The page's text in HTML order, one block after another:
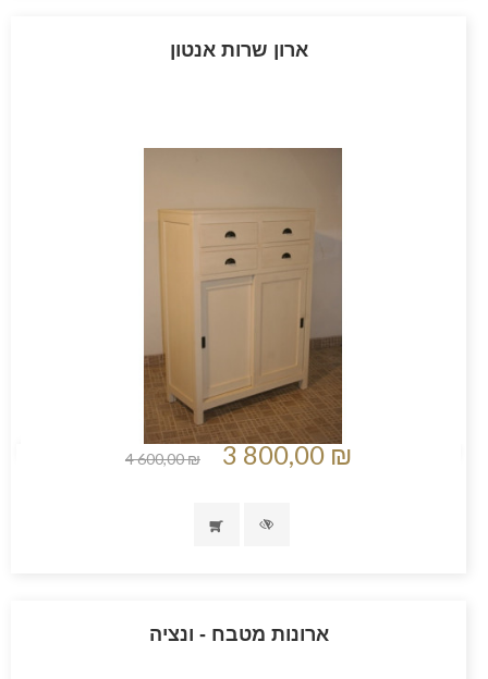
ארון שרות אנטון
4 600,00 ₪ 3 800,00 ₪
ארונות מטבח - ונציה